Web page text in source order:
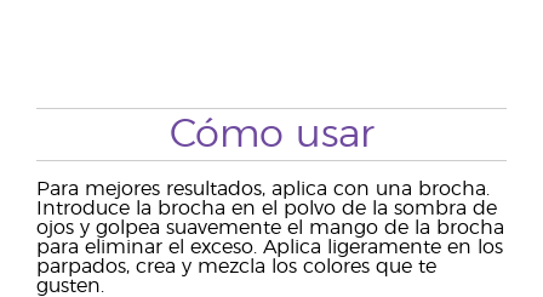
Cómo usar
Para mejores resultados, aplica con una brocha.
Introduce la brocha en el polvo de la sombra de
ojos y golpea suavemente el mango de la brocha
para eliminar el exceso. Aplica ligeramente en los
parpados, crea y mezcla los colores que te
gusten.